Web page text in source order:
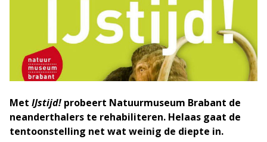
Met IJstijd! probeert Natuurmuseum Brabant de
neanderthalers te rehabiliteren. Helaas gaat de
tentoonstelling net wat weinig de diepte in.